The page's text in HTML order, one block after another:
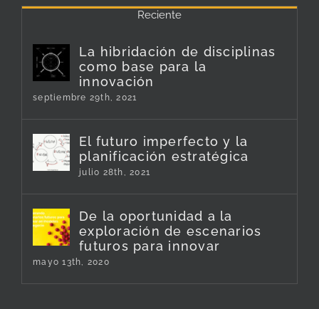
Reciente
La hibridación de disciplinas
como base para la
innovación
septiembre 29th, 2021
El futuro imperfecto y la
planificación estratégica
julio 28th, 2021
De la oportunidad a la
exploración de escenarios
futuros para innovar
mayo 13th, 2020